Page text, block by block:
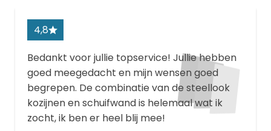
4,8
Bedankt voor jullie topservice! Jullie hebben
goed meegedacht en mijn wensen goed
begrepen. De combinatie van de steellook
kozijnen en schuifwand is helemaal wat ik
zocht, ik ben er heel blij mee!